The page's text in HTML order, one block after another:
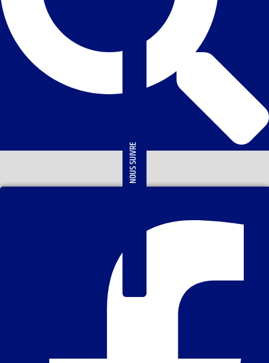
NOUS SUIVRE